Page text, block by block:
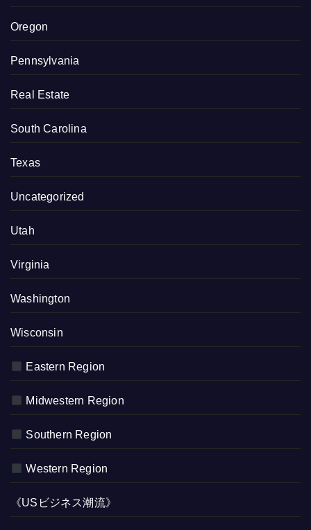
Oregon
Pennsylvania
Real Estate
South Carolina
Texas
Uncategorized
Utah
Virginia
Washington
Wisconsin
Eastern Region
Midwestern Region
Southern Region
Western Region
《USビジネス潮流》